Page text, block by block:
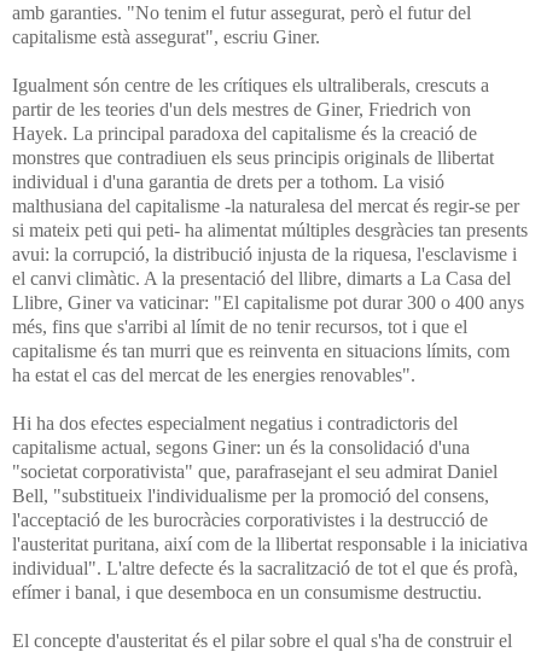
amb garanties. "No tenim el futur assegurat, però el futur del
capitalisme està assegurat", escriu Giner.
Igualment són centre de les crítiques els ultraliberals, crescuts a
partir de les teories d'un dels mestres de Giner, Friedrich von
Hayek. La principal paradoxa del capitalisme és la creació de
monstres que contradiuen els seus principis originals de llibertat
individual i d'una garantia de drets per a tothom. La visió
malthusiana del capitalisme -la naturalesa del mercat és regir-se per
si mateix peti qui peti- ha alimentat múltiples desgràcies tan presents
avui: la corrupció, la distribució injusta de la riquesa, l'esclavisme i
el canvi climàtic. A la presentació del llibre, dimarts a La Casa del
Llibre, Giner va vaticinar: "El capitalisme pot durar 300 o 400 anys
més, fins que s'arribi al límit de no tenir recursos, tot i que el
capitalisme és tan murri que es reinventa en situacions límits, com
ha estat el cas del mercat de les energies renovables".
Hi ha dos efectes especialment negatius i contradictoris del
capitalisme actual, segons Giner: un és la consolidació d'una
"societat corporativista" que, parafrasejant el seu admirat Daniel
Bell, "substitueix l'individualisme per la promoció del consens,
l'acceptació de les burocràcies corporativistes i la destrucció de
l'austeritat puritana, així com de la llibertat responsable i la iniciativa
individual". L'altre defecte és la sacralització de tot el que és profà,
efímer i banal, i que desemboca en un consumisme destructiu.
El concepte d'austeritat és el pilar sobre el qual s'ha de construir el